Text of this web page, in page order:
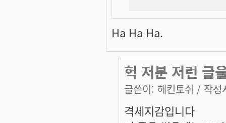
Ha Ha Ha.
헉 저분 저런 글
글쓴이: 해킨토쉬 / 작성
격세지감입니다